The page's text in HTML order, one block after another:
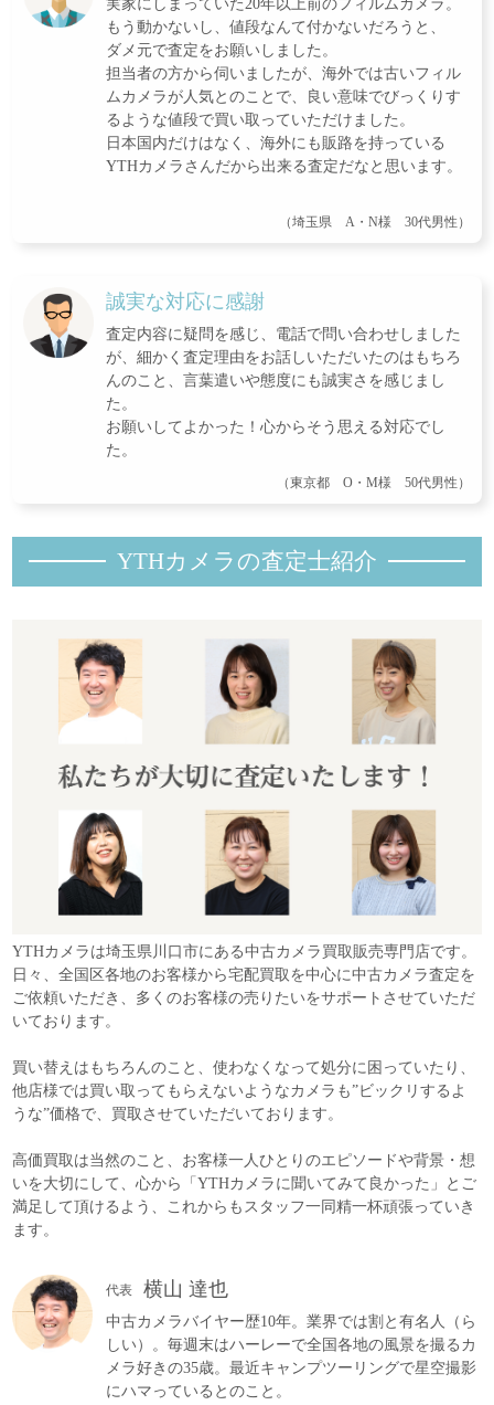
実家にしまっていた20年以上前のフィルムカメラ。
もう動かないし、値段なんて付かないだろうと、
ダメ元で査定をお願いしました。
担当者の方から伺いましたが、海外では古いフィル
ムカメラが人気とのことで、良い意味でびっくりす
るような値段で買い取っていただけました。
日本国内だけはなく、海外にも販路を持っている
YTHカメラさんだから出来る査定だなと思います。
（埼玉県 A・N様 30代男性）
誠実な対応に感謝
査定内容に疑問を感じ、電話で問い合わせしました
が、細かく査定理由をお話しいただいたのはもちろ
んのこと、言葉遣いや態度にも誠実さを感じまし
た。
お願いしてよかった！心からそう思える対応でし
た。
（東京都 O・M様 50代男性）
YTHカメラの査定士紹介
YTHカメラは埼玉県川口市にある中古カメラ買取販売専門店です。
日々、全国区各地のお客様から宅配買取を中心に中古カメラ査定を
ご依頼いただき、多くのお客様の売りたいをサポートさせていただ
いております。
買い替えはもちろんのこと、使わなくなって処分に困っていたり、
他店様では買い取ってもらえないようなカメラも”ビックリするよ
うな”価格で、買取させていただいております。
高価買取は当然のこと、お客様一人ひとりのエピソードや背景・想
いを大切にして、心から「YTHカメラに聞いてみて良かった」とご
満足して頂けるよう、これからもスタッフ一同精一杯頑張っていき
ます。
代表 横山 達也
中古カメラバイヤー歴10年。業界では割と有名人（ら
しい）。毎週末はハーレーで全国各地の風景を撮るカ
メラ好きの35歳。最近キャンプツーリングで星空撮影
にハマっているとのこと。